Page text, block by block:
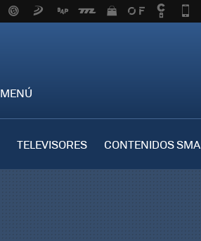
MENÚ
TELEVISORES CONTENIDOS